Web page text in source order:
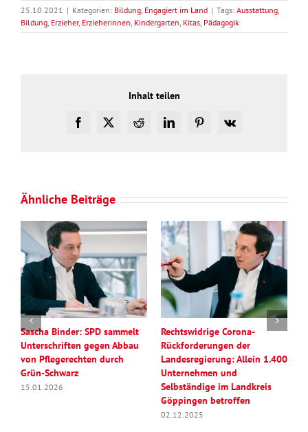
25.10.2021 | Kategorien: Bildung Engagiert im Land | Tags: Ausstattung
Bildung Erzieher, Erzieherinnen Kindergarten Kitas Pädagogik
Inhalt teilen
Facebook
X RedditLinkedInPinterest
Vk
Ähnliche Beiträge
Sascha Binder: SPD sammelt
Unterschriften gegen Abbau
von Pflegerechten durch
Grün-Schwarz
15.01.2026
Rechtswidrige Corona-
Rückforderungen der
Landesregierung: Allein 1.400
Unternehmen und
Selbständige im Landkreis
Göppingen betroffen
02.12.2025